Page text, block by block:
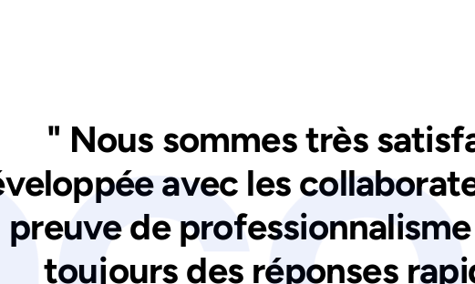
" Nous sommes très
avec les
preuve de
toujours des réponses